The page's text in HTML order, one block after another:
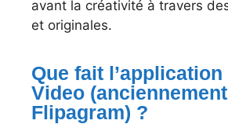
avant la créativité à travers
et originales.
Que fait
Video (anciennement
Flipagram) ?